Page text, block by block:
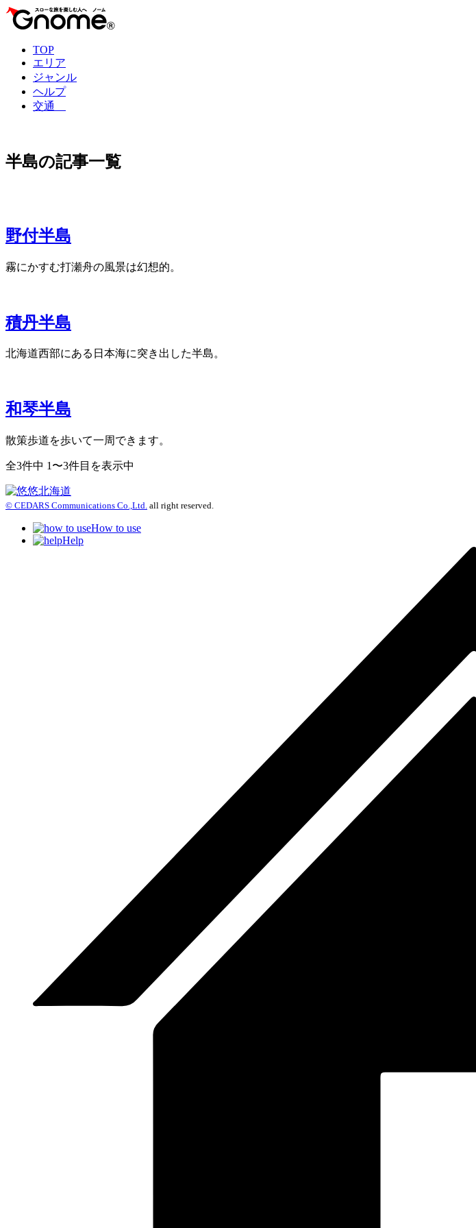
TOP
エリア
ジャンル
ヘルプ
交通
半島の記事一覧
野付半島
霧にかすむ打瀬舟の風景は幻想的。
積丹半島
北海道西部にある日本海に突き出した半島。
和琴半島
散策歩道を歩いて一周できます。
全3件中 1〜3件目を表示中
© CEDARS Communications Co.,Ltd. all right reserved.
How to use
Help